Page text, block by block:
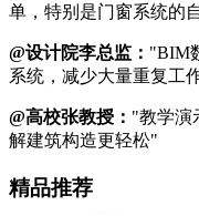
单，特别是门窗系统的
@设计院李总监： "BIM
系统，减少大量重复工
@高校张教授： "教学演
解建筑构造更轻松"
精品推荐